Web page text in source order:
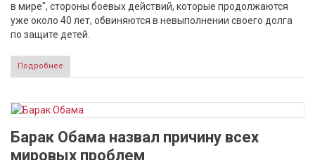
в мире", стороны боевых действий, которые продолжаются
уже около 40 лет, обвиняются в невыполнении своего долга
по защите детей.
Подробнее
Барак Обама назвал причину всех
мировых проблем